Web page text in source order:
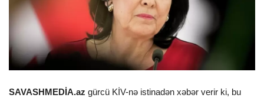
SAVASHMEDİA.az gürcü KİV-nə istinadən xəbər verir ki, bu